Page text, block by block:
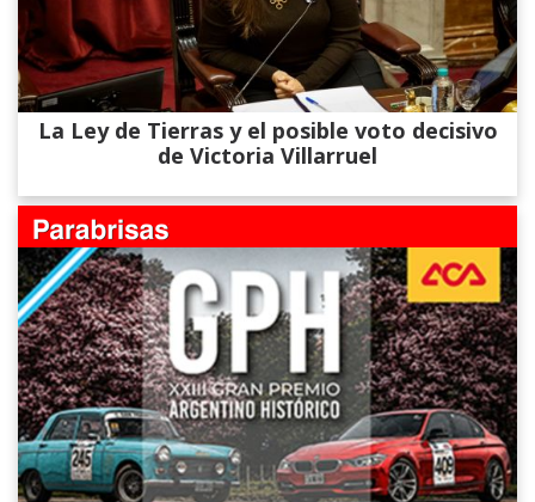
La Ley de Tierras y el posible voto decisivo
de Victoria Villarruel